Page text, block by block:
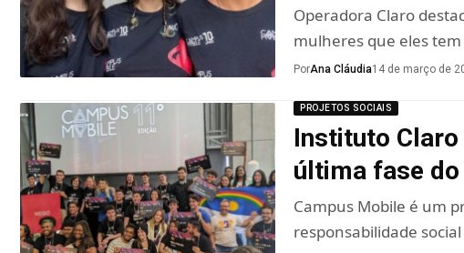
Operadora Claro
mulheres que eles
PorAna Cláudia14 de março de
PROJETOS SOCIAIS
Instituto
última fase
Campus Mobile é um
responsabilidade